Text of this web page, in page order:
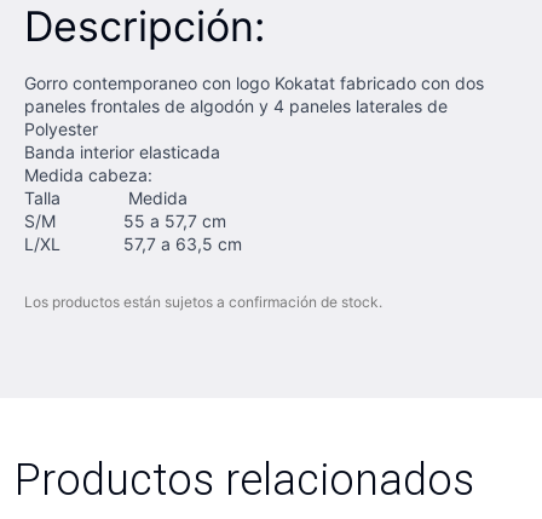
Descripción:
Gorro contemporaneo con logo Kokatat fabricado con dos
paneles frontales de algodón y 4 paneles laterales de
Polyester
Banda interior elasticada
Medida cabeza:
Talla Medida
S/M 55 a 57,7 cm
L/XL 57,7 a 63,5 cm
Los productos están sujetos a confirmación de stock.
Productos relacionados